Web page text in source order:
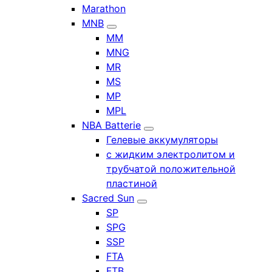
Marathon
MNB
MM
MNG
MR
MS
MP
MPL
NBA Batterie
Гелевые аккумуляторы
с жидким электролитом и
трубчатой положительной
пластиной
Sacred Sun
SP
SPG
SSP
FTA